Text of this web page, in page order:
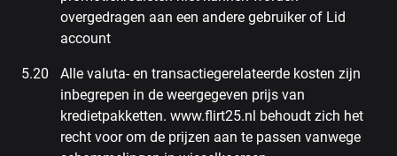
overgedragen aan een andere gebruiker of Lid
account
Alle valuta- en transactiegerelateerde kosten zijn
inbegrepen in de weergegeven prijs van
kredietpakketten. www.flirt25.nl behoudt zich het
recht voor om de prijzen aan te passen vanwege